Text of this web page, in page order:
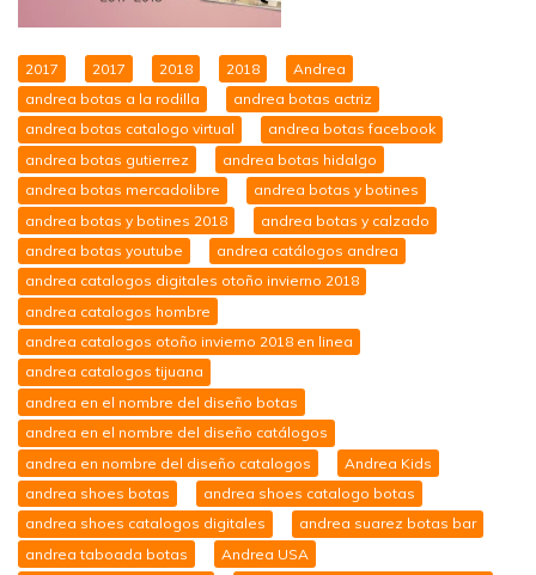
2017 2017 2018 2018
Andrea
andrea botas a la rodilla
andrea botas actriz
andrea botas catalogo virtual
andrea botas facebook
andrea botas gutierrez
andrea botas hidalgo
andrea botas mercadolibre
andrea botas y botines
andrea botas y botines 2018
andrea botas y calzado
andrea botas youtube
andrea catálogos andrea
andrea catalogos digitales otoño invierno 2018
andrea catalogos hombre
andrea catalogos otoño invierno 2018 en linea
andrea catalogos tijuana
andrea en el nombre del diseño botas
andrea en el nombre del diseño catálogos
andrea en nombre del diseño catalogos
Andrea Kids
andrea shoes botas
andrea shoes catalogo botas
andrea shoes catalogos digitales
andrea suarez botas bar
andrea taboada botas
Andrea USA